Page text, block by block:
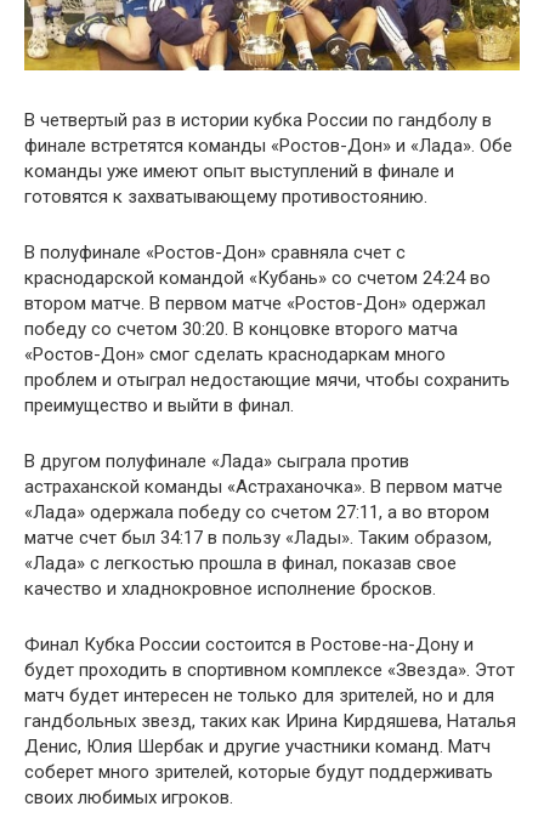
В четвертый раз в истории кубка России по гандболу в
финале встретятся команды «Ростов-Дон» и «Лада». Обе
команды уже имеют опыт выступлений в финале и
готовятся к захватывающему противостоянию.
В полуфинале «Ростов-Дон» сравняла счет с
краснодарской командой «Кубань» со счетом 24:24 во
втором матче. В первом матче «Ростов-Дон» одержал
победу со счетом 30:20. В концовке второго матча
«Ростов-Дон» смог сделать краснодаркам много
проблем и отыграл недостающие мячи, чтобы сохранить
преимущество и выйти в финал.
В другом полуфинале «Лада» сыграла против
астраханской команды «Астраханочка». В первом матче
«Лада» одержала победу со счетом 27:11, а во втором
матче счет был 34:17 в пользу «Лады». Таким образом,
«Лада» с легкостью прошла в финал, показав свое
качество и хладнокровное исполнение бросков.
Финал Кубка России состоится в Ростове-на-Дону и
будет проходить в спортивном комплексе «Звезда». Этот
матч будет интересен не только для зрителей, но и для
гандбольных звезд, таких как Ирина Кирдяшева, Наталья
Денис, Юлия Шербак и другие участники команд. Матч
соберет много зрителей, которые будут поддерживать
своих любимых игроков.